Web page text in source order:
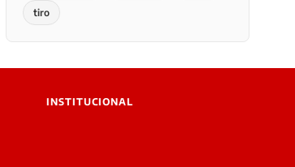
tiro
INSTITUCIONAL